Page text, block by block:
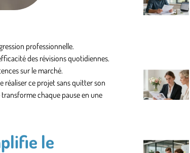
professionnelle.
des révisions quotidiennes.
sur le marché.
réaliser ce projet sans quitter son
chaque pause en une
le